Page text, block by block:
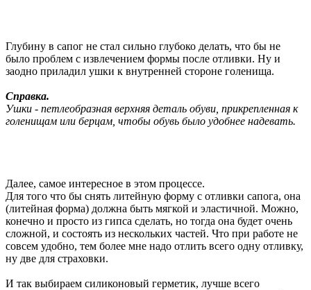
Глубину в сапог не стал сильно глубоко делать, что бы не
было проблем с извлечением формы после отливки. Ну и
заодно приладил ушки к внутренней стороне голенища.
Справка.
Ушки - петлеобразная верхняя деталь обуви, прикрепленная к
голенищам или берцам, чтобы обувь было удобнее надевать.
Далее, самое интересное в этом процессе.
Для того что бы снять литейную форму с отливки сапога, она
(литейная форма) должна быть мягкой и эластичной. Можно,
конечно и просто из гипса сделать, но тогда она будет очень
сложной, и состоять из нескольких частей. Что при работе не
совсем удобно, тем более мне надо отлить всего одну отливку,
ну две для страховки.
И так выбираем силиконовый герметик, лучше всего